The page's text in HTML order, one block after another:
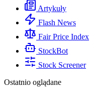
Artykuły
Flash News
Fair Price Index
StockBot
Stock Screener
Ostatnio oglądane